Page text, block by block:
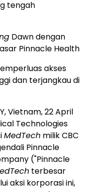
tengah
Dawn dengan
Pinnacle Health
akses
dan terjangkau di
Vietnam, 22 April
Technologies
MedTech milik CBC
Pinnacle
("Pinnacle
terbesar
aksi korporasi ini,